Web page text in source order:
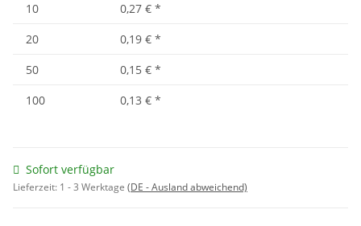
10 0,27 € *
20
0,19 € *
50
0,15 € *
100
0,13 € *
Sofort verfügbar
Lieferzeit: 1 - 3 Werktage (DE - Ausland abweichend)